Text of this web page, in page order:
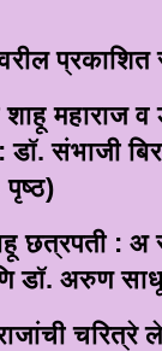
प्रकाशित
महाराज
डॉ. संभाजी
छत्रपती :
डॉ. अरुण